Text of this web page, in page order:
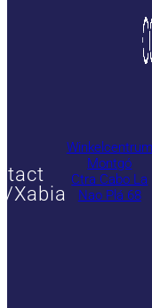
Xabia
Winkelcentrum
Montgó
Ctra Cabo La
Nao Plá 68